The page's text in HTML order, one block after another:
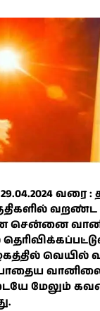
29.04.2024 வரை
சென்னை
வெயில்
வானிலை
மேலும்